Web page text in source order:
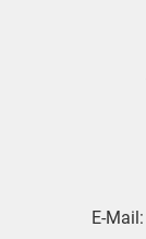
E-Mail: